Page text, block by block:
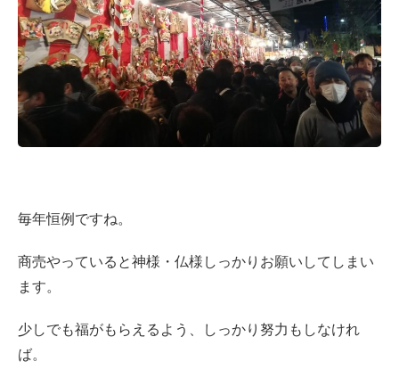
毎年恒例ですね。
商売やっていると神様・仏様しっかりお願いしてしまい
ます。
少しでも福がもらえるよう、しっかり努力もしなけれ
ば。